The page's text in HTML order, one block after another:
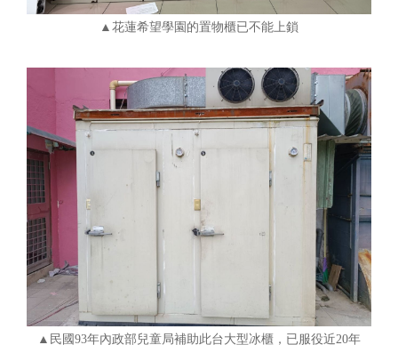
▲花蓮希望學園的置物櫃已不能上鎖
▲民國93年內政部兒童局補助此台大型冰櫃，已服役近20年